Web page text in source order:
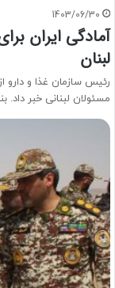
1403/06/30
آمادگی ایران
لبنان
رئیس سازمان غذا و دارو
مسئولان لبنانی خبر داد.